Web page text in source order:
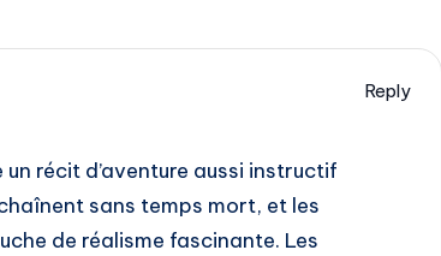
Reply
récit d’aventure aussi instructif
sans temps mort, et les
de réalisme fascinante. Les